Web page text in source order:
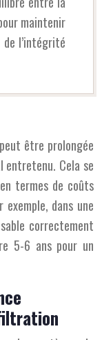
maintenir
l’intégrité
être prolongée
Cela se
termes de coûts
dans une
correctement
5-6 ans pour un